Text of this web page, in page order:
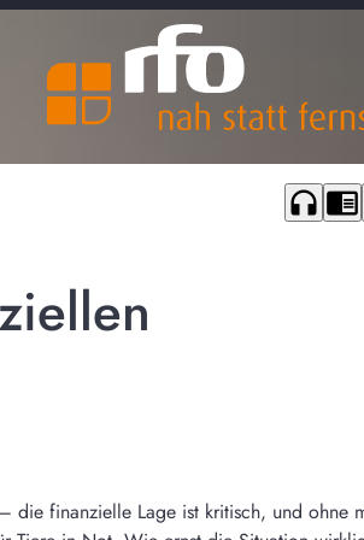
headphones chrome_reader_mode
die finanzielle Lage ist kritisch, und ohne